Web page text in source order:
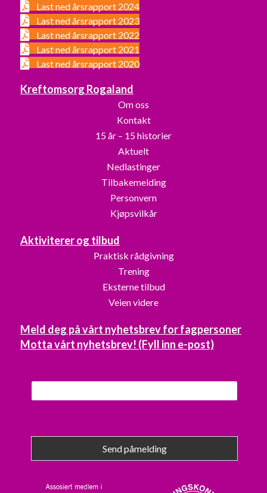
Last ned årsrapport 2024
Last ned årsrapport 2023
Last ned årsrapport 2022
Last ned årsrapport 2021
Last ned årsrapport 2020
Kreftomsorg Rogaland
Om oss
Kontakt
15 år – 15 historier
Aktuelt
Nedlastinger
Tilbakemelding
Personvern
Kjøpsvilkår
Aktiviterer og tilbud
Praktisk rådgivning
Trening
Eksterne tilbud
Veien videre
Meld deg på vårt nyhetsbrev for fagpersoner
Motta vårt nyhetsbrev! (Fyll inn e-post)
Send påmelding